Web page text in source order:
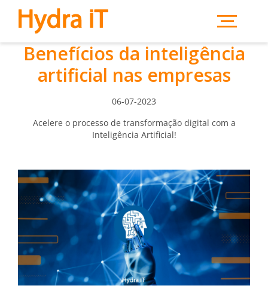
Benefícios da inteligência
artificial nas empresas
06-07-2023
Acelere o processo de transformação digital com a
Inteligência Artificial!